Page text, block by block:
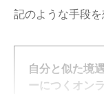
記のような手段を
自分と似た境
ーにつくオン